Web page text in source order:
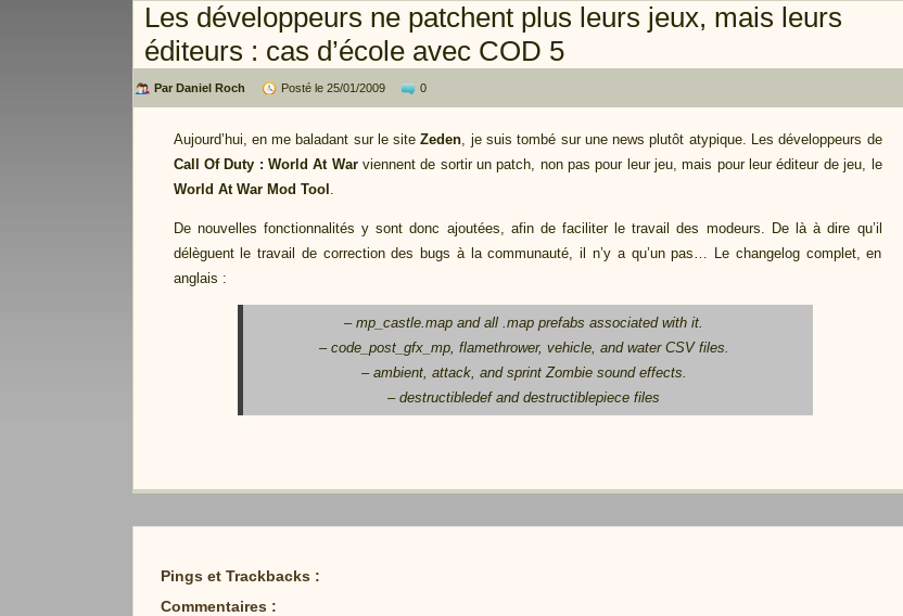
Les développeurs ne patchent plus leurs jeux, mais leurs
éditeurs : cas d’école avec COD 5
Par Daniel Roch Posté le 25/01/2009 0
Aujourd’hui, en me baladant sur le siteZeden, je suis tombé sur une news plutôt atypique. Les développeurs de
Call Of Duty : World At Warviennent de sortir un patch, non pas pour leur jeu, mais pour leur éditeur de jeu, le
World At War Mod Tool .
De nouvelles fonctionnalités y sont donc ajoutées, afin de faciliter le travail des modeurs. De là à dire qu’il
délèguent le travail de correction des bugs à la communauté, il n’y a qu’un pas… Le changelog complet, en
anglais :
– mp_castle.map and all .map prefabs associated with it.
– code_post_gfx_mp, flamethrower, vehicle, and water CSV files.
– ambient, attack, and sprint Zombie sound effects.
– destructibledef and destructiblepiece files
Pings et Trackbacks :
Commentaires :